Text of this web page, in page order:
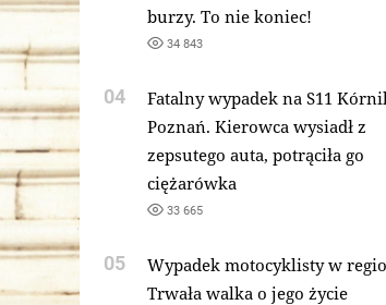
burzy. To nie koniec!
34 843
04
Fatalny wypadek na S11
Poznań. Kierowca wysiadł z
zepsutego auta, potrąciła go
ciężarówka
33 665
05
Wypadek motocyklisty w
Trwała walka o jego życie